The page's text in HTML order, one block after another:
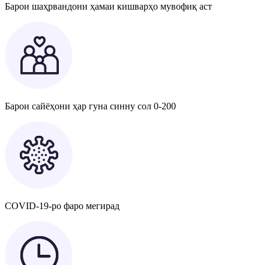
Барои шаҳрвандони ҳамаи кишварҳо мувофиқ аст
Барои сайёҳони ҳар гуна синну сол 0-200
COVID-19-ро фаро мегирад